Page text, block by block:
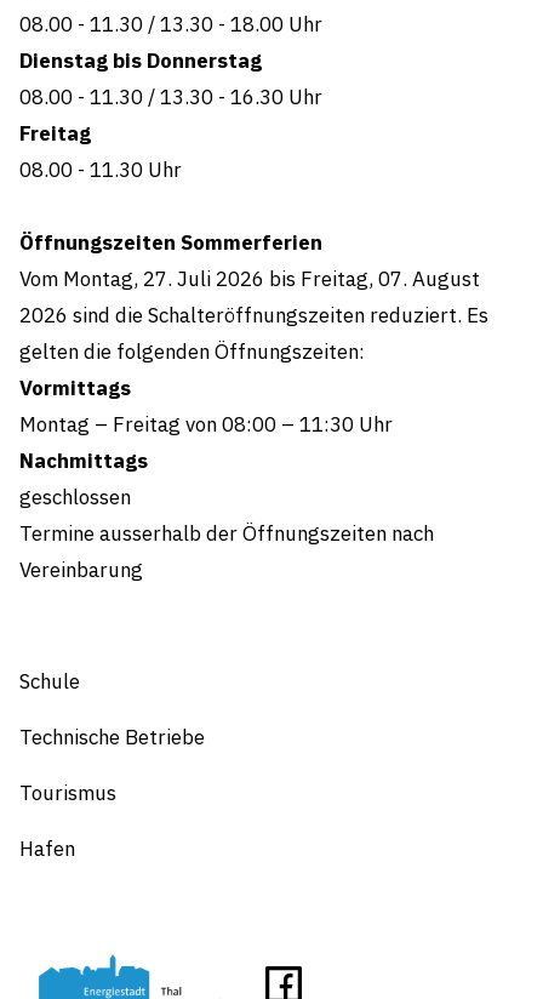
08.00 - 11.30/13.30 - 18.00 Uhr
Dienstag bis Donnerstag
08.00 - 11.30/13.30 - 16.30 Uhr
Freitag
08.00 - 11.30 Uhr
Öffnungszeiten Sommerferien
Vom Montag, 27. Juli 2026 bis Freitag, 07. August
2026 sind die Schalteröffnungszeiten reduziert. Es
gelten die folgenden Öffnungszeiten:
Vormittags
Montag – Freitag von 08:00 – 11:30 Uhr
Nachmittags
geschlossen
Termine ausserhalb der Öffnungszeiten nach
Vereinbarung
Schule
Technische Betriebe
Tourismus
Hafen